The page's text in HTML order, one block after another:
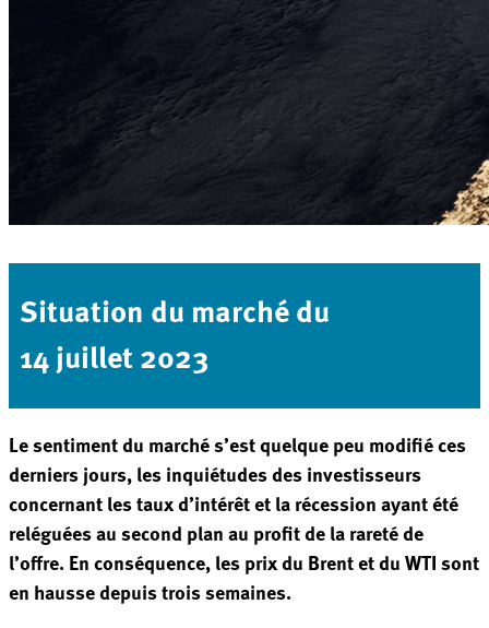
Situation du marché du
14 juillet 2023
Le sentiment du marché s’est quelque peu modifié ces
derniers jours, les inquiétudes des investisseurs
concernant les taux d’intérêt et la récession ayant été
reléguées au second plan au profit de la rareté de
l’offre. En conséquence, les prix du Brent et du WTI sont
en hausse depuis trois semaines.